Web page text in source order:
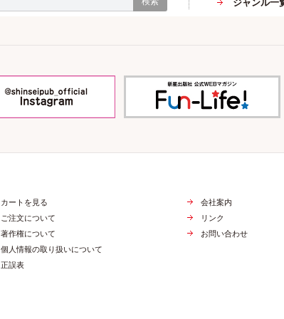
ジャンル一
カートを見る
ご注文について
著作権について
個人情報の取り扱いについて
正誤表
会社案内
リンク
お問い合わせ